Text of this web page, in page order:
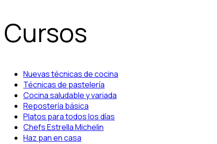
Cursos
Nuevas técnicas de cocina
Técnicas de pastelería
Cocina saludable y variada
Repostería básica
Platos para todos los días
Chefs Estrella Michelin
Haz pan en casa